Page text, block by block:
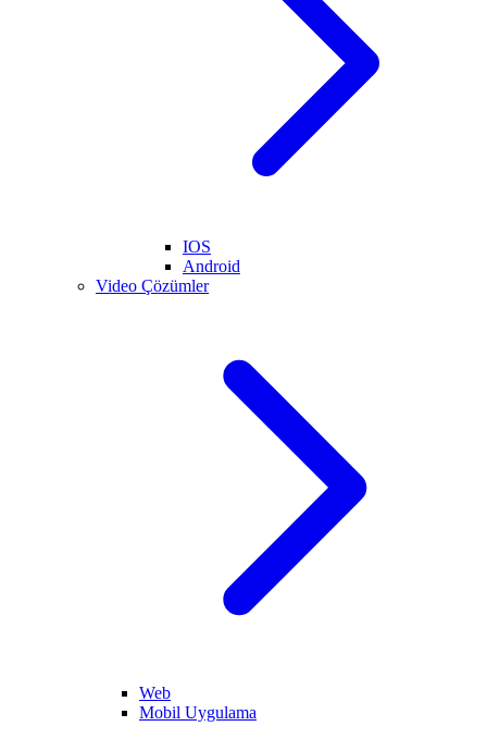
IOS
Android
Video Çözümler
Web
Mobil Uygulama